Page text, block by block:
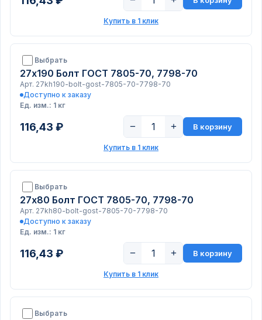
Купить в 1 клик
Выбрать
27х190 Болт ГОСТ 7805-70, 7798-70
Арт. 27kh190-bolt-gost-7805-70-7798-70
Доступно к заказу
Ед. изм.: 1 кг
116,43 ₽ − + В корзину
Купить в 1 клик
Выбрать
27х80 Болт ГОСТ 7805-70, 7798-70
Арт. 27kh80-bolt-gost-7805-70-7798-70
Доступно к заказу
Ед. изм.: 1 кг
116,43 ₽ − + В корзину
Купить в 1 клик
Выбрать